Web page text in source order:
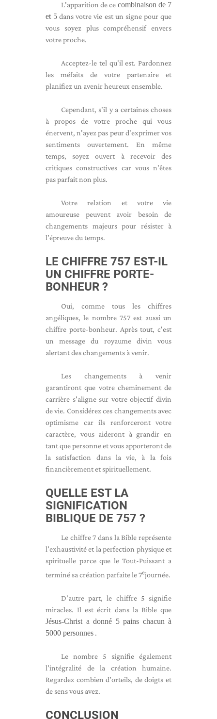
L'apparition de ce combinaison de 7
et 5 dans votre vie est un signe pour que
vous soyez plus compréhensif envers
votre proche.
Acceptez-le tel qu'il est. Pardonnez
les méfaits de votre partenaire et
planifiez un avenir heureux ensemble.
Cependant, s'il y a certaines choses
à propos de votre proche qui vous
énervent, n'ayez pas peur d'exprimer vos
sentiments ouvertement. En même
temps, soyez ouvert à recevoir des
critiques constructives car vous n'êtes
pas parfait non plus.
Votre relation et votre vie
amoureuse peuvent avoir besoin de
changements majeurs pour résister à
l'épreuve du temps.
LE CHIFFRE 757 EST-IL
UN CHIFFRE PORTE-
BONHEUR ?
Oui, comme tous les chiffres
angéliques, le nombre 757 est aussi un
chiffre porte-bonheur. Après tout, c'est
un message du royaume divin vous
alertant des changements à venir.
Les changements à venir
garantiront que votre cheminement de
carrière s'aligne sur votre objectif divin
de vie. Considérez ces changements avec
optimisme car ils renforceront votre
caractère, vous aideront à grandir en
tant que personne et vous apporteront de
la satisfaction dans la vie, à la fois
financièrement et spirituellement.
QUELLE EST LA
SIGNIFICATION
BIBLIQUE DE 757 ?
Le chiffre 7 dans la Bible représente
l'exhaustivité et la perfection physique et
spirituelle parce que le Tout-Puissant a
terminé sa création parfaite le 7ejournée.
D'autre part, le chiffre 5 signifie
miracles. Il est écrit dans la Bible que
Jésus-Christ a donné 5 pains chacun à
5000 personnes .
Le nombre 5 signifie également
l'intégralité de la création humaine.
Regardez combien d'orteils, de doigts et
de sens vous avez.
CONCLUSION